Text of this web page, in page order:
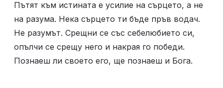
Пътят към истината е усилие на сърцето, а не
на разума. Нека сърцето ти бъде пръв водач.
Не разумът. Срещни се със себелюбието си,
опълчи се срещу него и накрая го победи.
Познаеш ли своето его, ще познаеш и Бога.